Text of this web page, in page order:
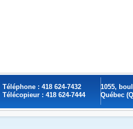
Téléphone : 418 624-7432
Télécopieur : 418 624-7444
1055,
Québec